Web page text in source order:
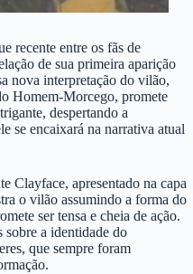
recente entre os fãs de
de sua primeira aparição
nova interpretação do vilão,
Homem-Morcego, promete
despertando a
se encaixará na narrativa atual
Clayface, apresentado na capa
o vilão assumindo a forma do
ser tensa e cheia de ação.
sobre a identidade do
que sempre foram